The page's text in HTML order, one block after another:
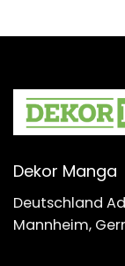
Dekor Manga
Deutschland
Mannheim,